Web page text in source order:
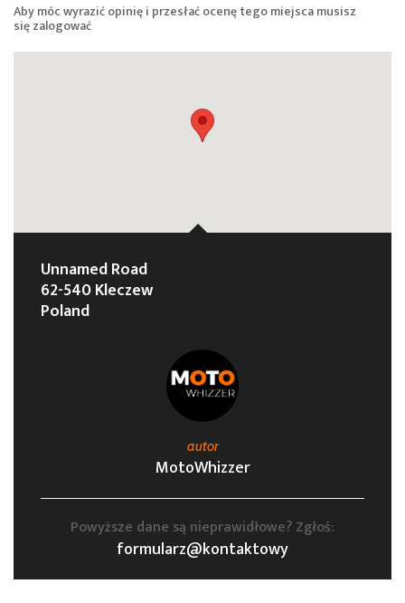
Aby móc wyrazić opinię i przesłać ocenę tego miejsca musisz
sięzalogować
Unnamed Road
62-540 Kleczew
Poland
autor
MotoWhizzer
Powyższe dane są nieprawidłowe? Zgłoś:
formularz@kontaktowy